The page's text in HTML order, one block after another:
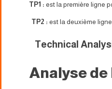
TP1 : est la première ligne
TP2 : est la deuxième
Technical
Analyse de